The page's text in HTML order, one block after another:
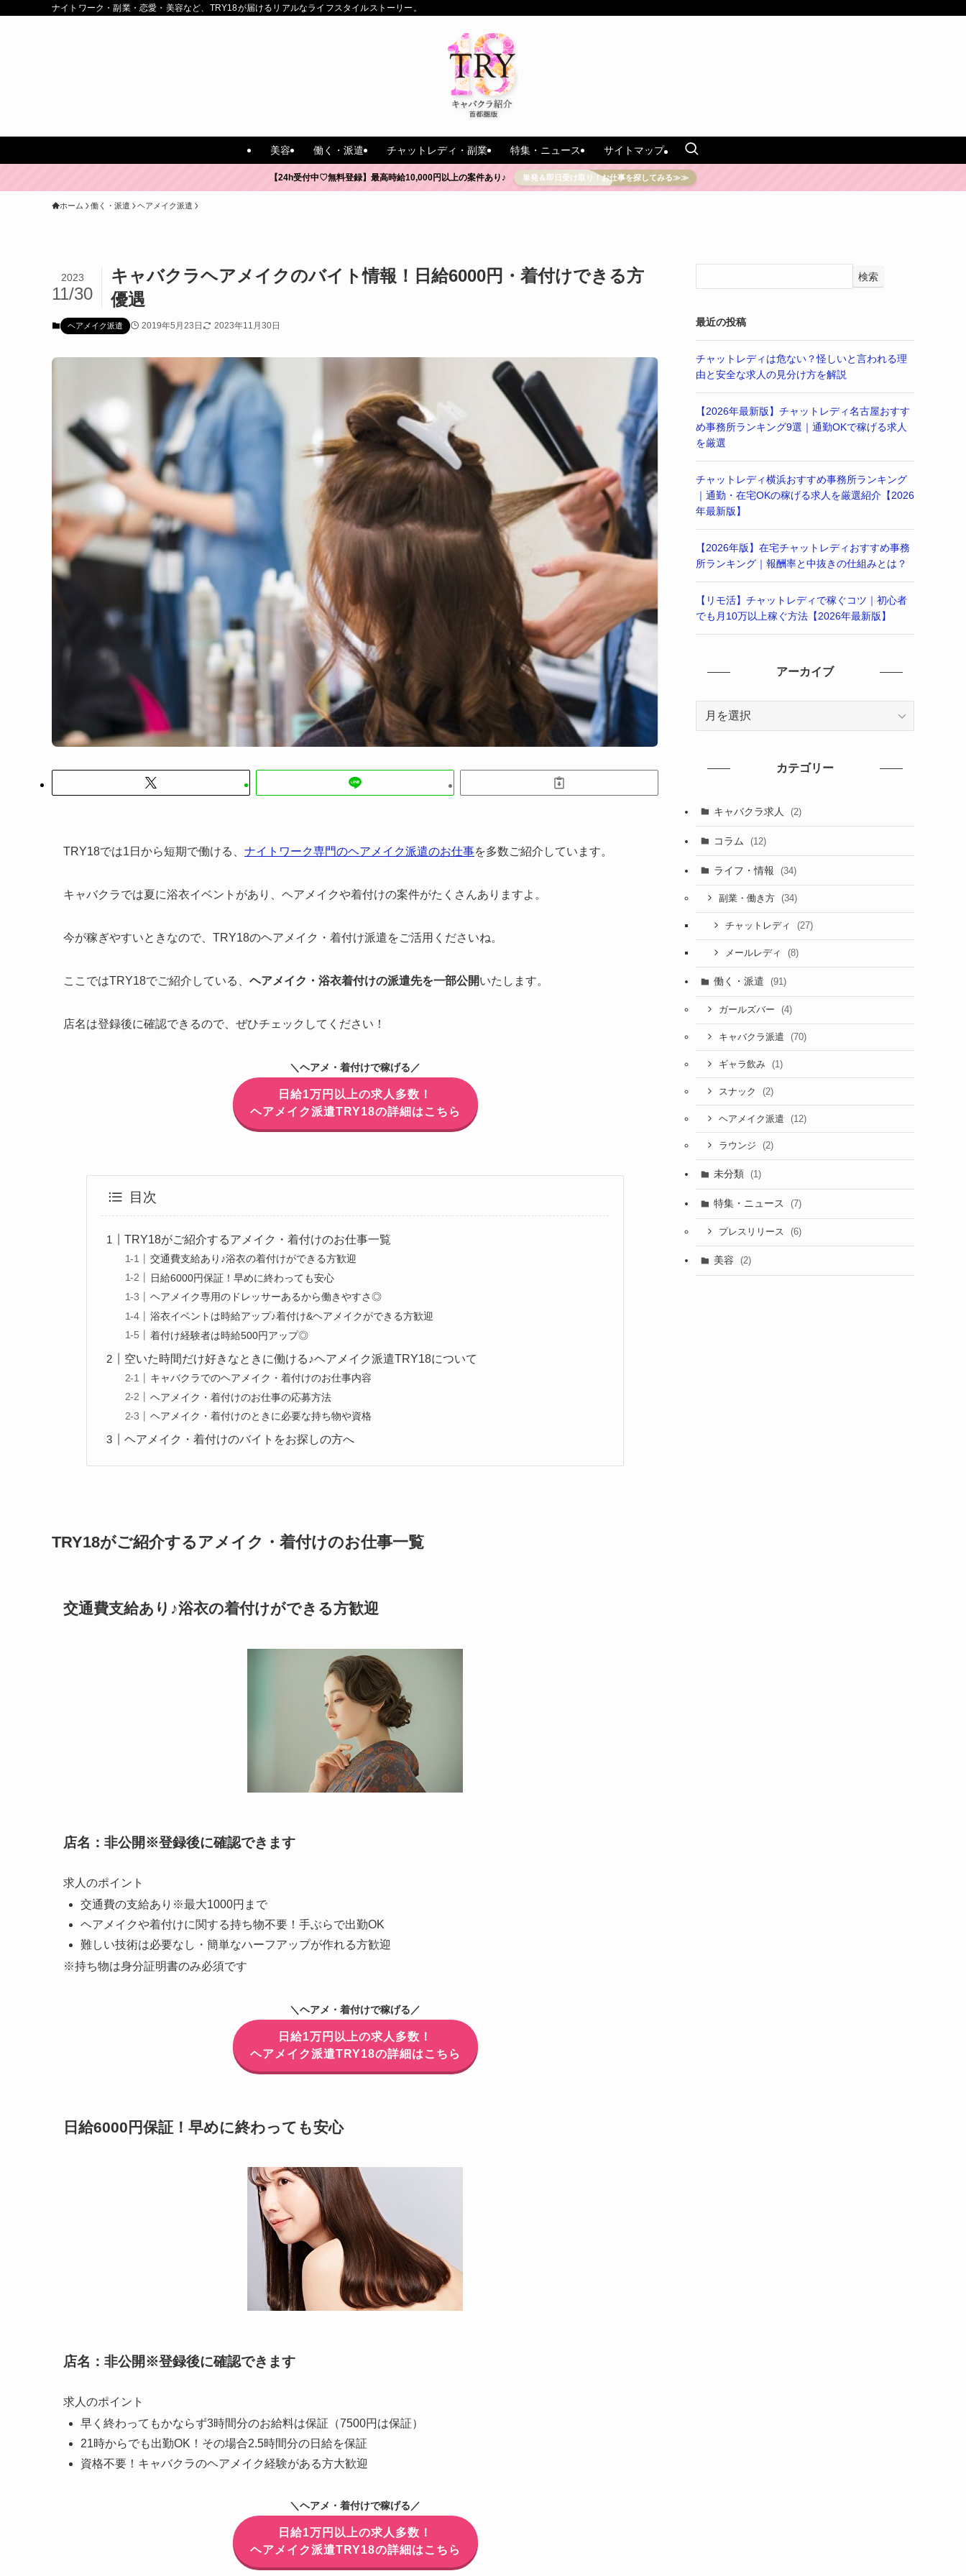
ナイトワーク・副業・恋愛・美容など、TRY18が届けるリアルなライフスタイルストーリー。
美容 働く・派遣 チャットレディ・副業 特集・ニュース サイトマップ
【24h受付中♡無料登録】最高時給10,000円以上の案件あり♪ 単発＆即日受け取り！お仕事を探してみる≫≫
ホーム 働く・派遣 ヘアメイク派遣
キャバクラヘアメイクのバイト情報！日給6000円・着付けできる方
優遇
2023
11/30
ヘアメイク派遣 2019年5月23日 2023年11月30日
TRY18では1日から短期で働ける、 ナイトワーク専門のヘアメイク派遣のお仕事を多数ご紹介しています。
キャバクラでは夏に浴衣イベントがあり、ヘアメイクや着付けの案件がたくさんありますよ。
今が稼ぎやすいとき なので、TRY18のヘアメイク・着付け派遣をご活用くださいね。
ここではTRY18でご紹介している、 ヘアメイク・浴衣着付けの派遣先を一部公開いたします。
店名は登録後に確認できるので、ぜひチェックしてください！
＼ヘアメ・着付けで稼げる／
日給1万円以上の求人多数！
ヘアメイク派遣TRY18の詳細はこちら
目次
TRY18がご紹介するアメイク・着付けのお仕事一覧
交通費支給あり♪浴衣の着付けができる方歓迎
日給6000円保証！早めに終わっても安心
ヘアメイク専用のドレッサーあるから働きやすさ◎
浴衣イベントは時給アップ♪着付け&ヘアメイクができる方歓迎
着付け経験者は時給500円アップ◎
空いた時間だけ好きなときに働ける♪ヘアメイク派遣TRY18について
キャバクラでのヘアメイク・着付けのお仕事内容
ヘアメイク・着付けのお仕事の応募方法
ヘアメイク・着付けのときに必要な持ち物や資格
ヘアメイク・着付けのバイトをお探しの方へ
TRY18がご紹介するアメイク・着付けのお仕事一覧
交通費支給あり♪浴衣の着付けができる方歓迎
店名：非公開※登録後に確認できます
求人のポイント
交通費の支給あり※最大1000円まで
ヘアメイクや着付けに関する持ち物不要！手ぶらで出勤OK
難しい技術は必要なし・簡単なハーフアップが作れる方歓迎
※持ち物は身分証明書のみ必須です
＼ヘアメ・着付けで稼げる／
日給1万円以上の求人多数！
ヘアメイク派遣TRY18の詳細はこちら
日給6000円保証！早めに終わっても安心
店名：非公開※登録後に確認できます
求人のポイント
早く終わってもかならず3時間分のお給料は保証（7500円は保証）
21時からでも出勤OK！その場合2.5時間分の日給を保証
資格不要！キャバクラのヘアメイク経験がある方大歓迎
＼ヘアメ・着付けで稼げる／
日給1万円以上の求人多数！
ヘアメイク派遣TRY18の詳細はこちら
検索
最近の投稿
チャットレディは危ない？怪しいと言われる理
由と安全な求人の見分け方を解説
【2026年最新版】チャットレディ名古屋おすす
め事務所ランキング9選｜通勤OKで稼げる求人
を厳選
チャットレディ横浜おすすめ事務所ランキング
｜通勤・在宅OKの稼げる求人を厳選紹介【2026
年最新版】
【2026年版】在宅チャットレディおすすめ事務
所ランキング｜報酬率と中抜きの仕組みとは？
【リモ活】チャットレディで稼ぐコツ｜初心者
でも月10万以上稼ぐ方法【2026年最新版】
アーカイブ
カテゴリー
キャバクラ求人 (2)
コラム (12)
ライフ・情報 (34)
副業・働き方 (34)
チャットレディ (27)
メールレディ (8)
働く・派遣 (91)
ガールズバー (4)
キャバクラ派遣 (70)
ギャラ飲み (1)
スナック (2)
ヘアメイク派遣 (12)
ラウンジ (2)
未分類 (1)
特集・ニュース (7)
プレスリリース (6)
美容 (2)